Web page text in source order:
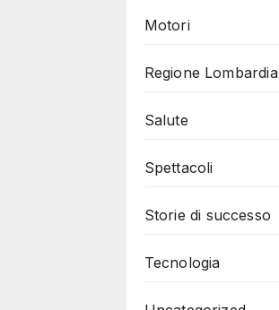
Motori
Regione Lombardia
Salute
Spettacoli
Storie di successo
Tecnologia